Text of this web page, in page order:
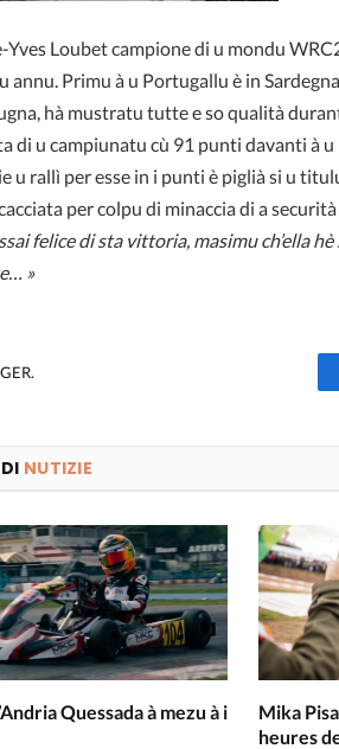
Yves Loubet campione di u mondu
annu. Primu à u Portugallu è in
hà mustratu tutte e so qualità
di u campiunatu cù 91 punti davanti à
u rallì per esse in i punti è piglià si u
per colpu di minaccia di a
felice di sta vittoria, masimu ch’ella
»
NUTIZIE
Quessada à mezu à i
Mika
heures